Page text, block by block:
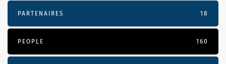
PARTENAIRES 18
PEOPLE 160